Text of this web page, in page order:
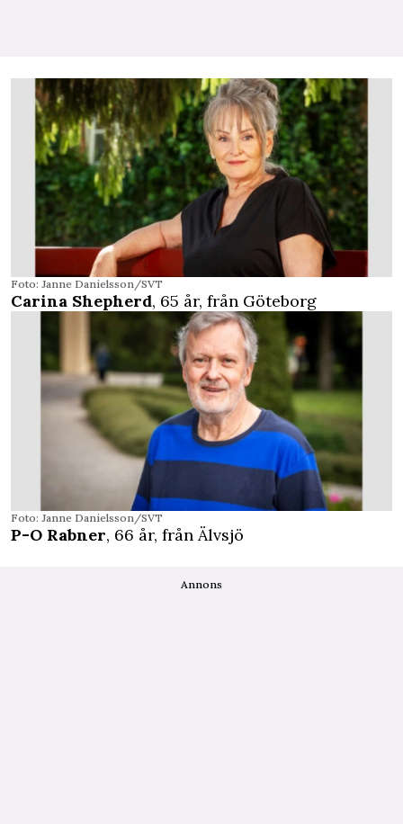
Foto: Janne Danielsson/SVT
Carina Shepherd, 65 år, från Göteborg
Foto: Janne Danielsson/SVT
P-O Rabner, 66 år, från Älvsjö
Annons